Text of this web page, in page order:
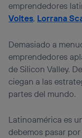
emprendedores
Voltes, Lorrana
Demasiado a
emprendedores
de Silicon Valley.
ciegan a las
partes del mundo.
Latinoamérica es
debemos pasar